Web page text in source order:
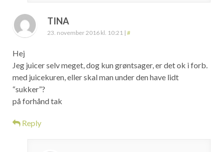
TINA
23. november 2016 kl. 10:21 | #
Hej
Jeg juicer selv meget, dog kun grøntsager, er det ok i forb.
med juicekuren, eller skal man under den have lidt
“sukker”?
på forhånd tak
Reply